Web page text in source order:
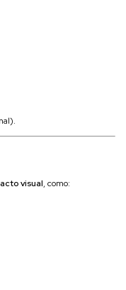
visual, como: